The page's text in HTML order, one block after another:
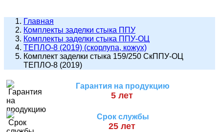
Главная
Комплекты заделки стыка ППУ
Комплекты заделки стыка ППУ-ОЦ
ТЕПЛО-8 (2019) (скорлупа, кожух)
Комплект заделки стыка 159/250 СкППУ-ОЦ
ТЕПЛО-8 (2019)
Гарантия на продукцию
5 лет
Срок службы
25 лет